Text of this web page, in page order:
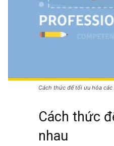
Cách thức để tối ưu hóa các
Cách thức
nhau